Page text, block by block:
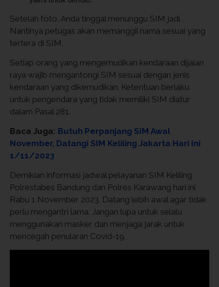
Setelah foto, Anda tinggal menunggu SIM jadi.
Nantinya petugas akan memanggil nama sesuai yang
tertera di SIM.
Setiap orang yang mengemudikan kendaraan dijalan
raya wajib mengantongi SIM sesuai dengan jenis
kendaraan yang dikemudikan. Ketentuan berlaku
untuk pengendara yang tidak memiliki SIM diatur
dalam Pasal 281.
Baca Juga: Butuh Perpanjang SIM Awal
November, Datangi SIM Keliling Jakarta Hari Ini
1/11/2023
Demikian informasi jadwal pelayanan SIM Keliling
Polrestabes Bandung dan Polres Karawang hari ini
Rabu 1 November 2023. Datang lebih awal agar tidak
perlu mengantri lama. Jangan lupa untuk selalu
menggunakan masker dan menjaga jarak untuk
mencegah penularan Covid-19.